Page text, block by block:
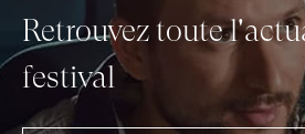
Retrouvez toute
festival